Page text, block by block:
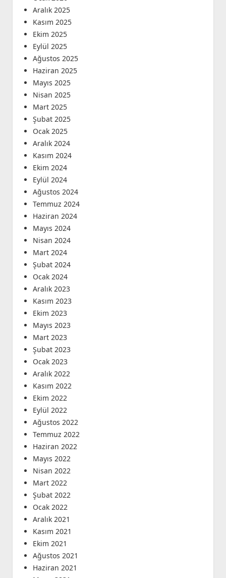
Aralık 2025
Kasım 2025
Ekim 2025
Eylül 2025
Ağustos 2025
Haziran 2025
Mayıs 2025
Nisan 2025
Mart 2025
Şubat 2025
Ocak 2025
Aralık 2024
Kasım 2024
Ekim 2024
Eylül 2024
Ağustos 2024
Temmuz 2024
Haziran 2024
Mayıs 2024
Nisan 2024
Mart 2024
Şubat 2024
Ocak 2024
Aralık 2023
Kasım 2023
Ekim 2023
Mayıs 2023
Mart 2023
Şubat 2023
Ocak 2023
Aralık 2022
Kasım 2022
Ekim 2022
Eylül 2022
Ağustos 2022
Temmuz 2022
Haziran 2022
Mayıs 2022
Nisan 2022
Mart 2022
Şubat 2022
Ocak 2022
Aralık 2021
Kasım 2021
Ekim 2021
Ağustos 2021
Haziran 2021